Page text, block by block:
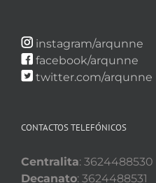
instagram/arqunne
facebook/arqunne
twitter.com/arqunne
CONTACTOS TELEFÓNICOS
Centralita: 3624488530
Decanato: 3624488531